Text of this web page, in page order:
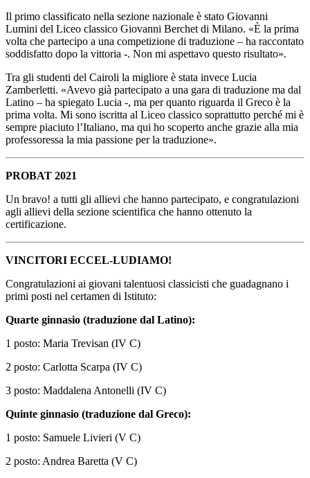
Il primo classificato nella sezione nazionale è stato Giovanni
Lumini del Liceo classico Giovanni Berchet di Milano. «È la prima
volta che partecipo a una competizione di traduzione – ha raccontato
soddisfatto dopo la vittoria -. Non mi aspettavo questo risultato».
Tra gli studenti del Cairoli la migliore è stata invece Lucia
Zamberletti. «Avevo già partecipato a una gara di traduzione ma dal
Latino – ha spiegato Lucia -, ma per quanto riguarda il Greco è la
prima volta. Mi sono iscritta al Liceo classico soprattutto perché mi è
sempre piaciuto l’Italiano, ma qui ho scoperto anche grazie alla mia
professoressa la mia passione per la traduzione».
PROBAT 2021
Un bravo! a tutti gli allievi che hanno partecipato, e congratulazioni
agli allievi della sezione scientifica che hanno ottenuto la
certificazione.
VINCITORI ECCEL-LUDIAMO!
Congratulazioni ai giovani talentuosi classicisti che guadagnano i
primi posti nel certamen di Istituto:
Quarte ginnasio (traduzione dal Latino):
1 posto: Maria Trevisan (IV C)
2 posto: Carlotta Scarpa (IV C)
3 posto: Maddalena Antonelli (IV C)
Quinte ginnasio (traduzione dal Greco):
1 posto: Samuele Livieri (V C)
2 posto: Andrea Baretta (V C)